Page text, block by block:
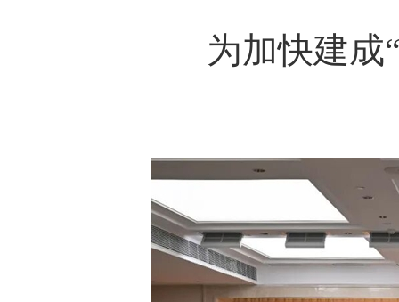
为加快建成“